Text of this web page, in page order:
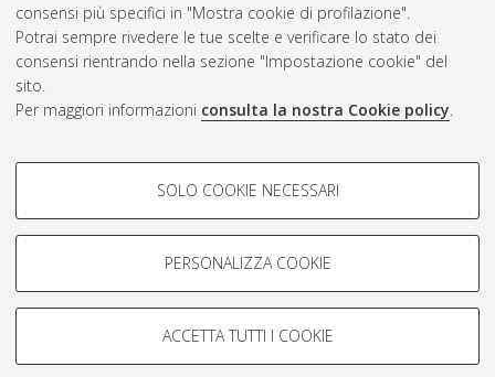
consensi più specifici in "Mostra cookie di profilazione".
Potrai sempre rivedere le tue scelte e verificare lo stato dei
consensi rientrando nella sezione "Impostazione cookie" del
sito.
Per maggiori informazioni consulta la nostra Cookie policy.
COOKIE DI PROFILAZIONE -
Si tratta di cookie utilizzati per analizzare le caratteristiche della
navigazione degli utenti, creare profili in base al loro comportamento
Mostra cookie di profilazione
COOKIE TECNICI - NECESSARI
SOLO COOKIE NECESSARI
PERSONALIZZA COOKIE
ACCETTA TUTTI I COOKIE
Rss 2.0
ISSN: 2038-7946
Impostazioni Cookie
Informativa sulla privacy
Condizioni d’uso del sito